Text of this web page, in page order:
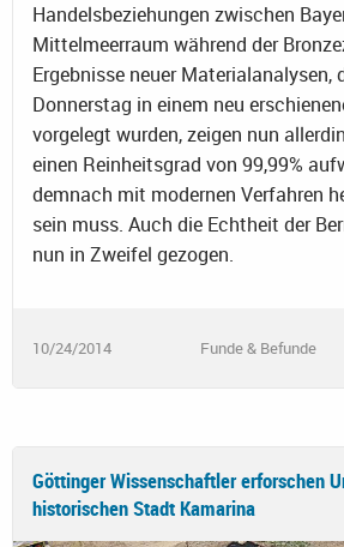
Handelsbeziehungen zwischen
Mittelmeerraum während der
Ergebnisse neuer Materialanalysen,
Donnerstag in einem neu
vorgelegt wurden, zeigen nun
einen Reinheitsgrad von 99,99%
demnach mit modernen Verfahren
sein muss. Auch die Echtheit der
nun in Zweifel gezogen.
10/24/2014 Funde & Befunde
Göttinger Wissenschaftler erforschen
historischen Stadt Kamarina